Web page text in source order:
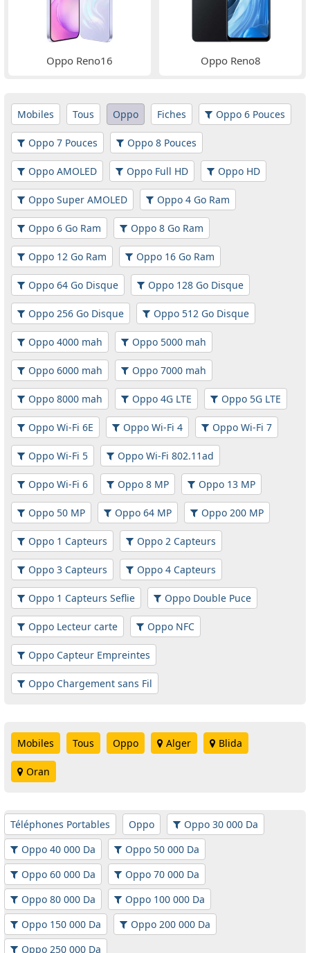
Oppo Reno16 Oppo Reno8
Mobiles Tous Oppo Fiches Oppo 6 Pouces
Oppo 7 Pouces Oppo 8 Pouces
Oppo AMOLED Oppo Full HD Oppo HD
Oppo Super AMOLED Oppo 4 Go Ram
Oppo 6 Go Ram Oppo 8 Go Ram
Oppo 12 Go Ram Oppo 16 Go Ram
Oppo 64 Go Disque Oppo 128 Go Disque
Oppo 256 Go Disque Oppo 512 Go Disque
Oppo 4000 mah Oppo 5000 mah
Oppo 6000 mah Oppo 7000 mah
Oppo 8000 mah Oppo 4G LTE Oppo 5G LTE
Oppo Wi-Fi 6E Oppo Wi-Fi 4 Oppo Wi-Fi 7
Oppo Wi-Fi 5 Oppo Wi-Fi 802.11ad
Oppo Wi-Fi 6 Oppo 8 MP Oppo 13 MP
Oppo 50 MP Oppo 64 MP Oppo 200 MP
Oppo 1 Capteurs Oppo 2 Capteurs
Oppo 3 Capteurs Oppo 4 Capteurs
Oppo 1 Capteurs Seflie Oppo Double Puce
Oppo Lecteur carte Oppo NFC
Oppo Capteur Empreintes
Oppo Chargement sans Fil
Mobiles Tous Oppo Alger Blida
Oran
Téléphones Portables Oppo
Oppo 30 000 Da
Oppo 40 000 Da
Oppo 50 000 Da
Oppo 60 000 Da
Oppo 70 000 Da
Oppo 80 000 Da
Oppo 100 000 Da
Oppo 150 000 Da
Oppo 200 000 Da
Oppo 250 000 Da